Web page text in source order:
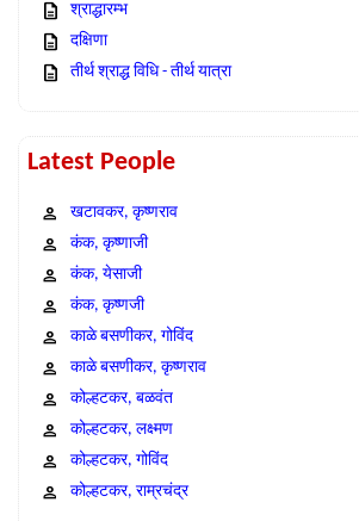
श्राद्धारम्भ
दक्षिणा
तीर्थ श्राद्ध विधि - तीर्थ यात्रा
Latest People
खटावकर, कृष्णराव
कंक, कृष्णाजी
कंक, येसाजी
कंक, कृष्णजी
काळे बसणीकर, गोविंद
काळे बसणीकर, कृष्णराव
कोल्हटकर, बळवंत
कोल्हटकर, लक्ष्मण
कोल्हटकर, गोविंद
कोल्हटकर, राम्रचंद्र